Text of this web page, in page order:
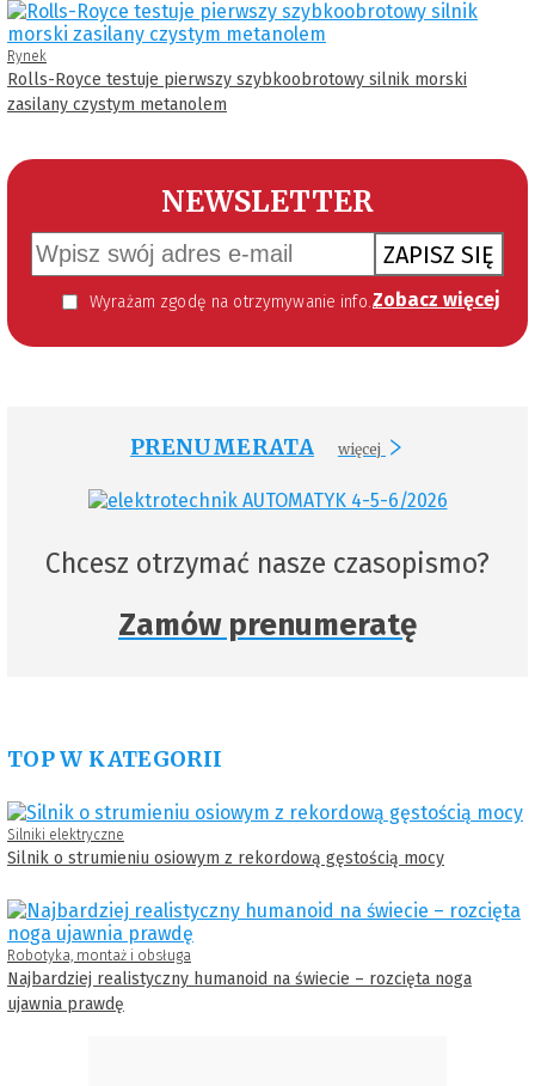
Rynek
Rolls-Royce testuje pierwszy szybkoobrotowy silnik morski
zasilany czystym metanolem
NEWSLETTER
ZAPISZ SIĘ
Wyrażam zgodę na otrzymywanie informacji handlowej kierowanej do mnie za pomocą środków komunikacji elektronicznej w szczególności poczty elektronicznej zgodnie z przepisem art. 10 ust 2 ustawy z dnia 18 lipca 2002 roku o świadczeniu usług drogą elektroniczną (Dz. U. 144 z 2002 r. poz. 1204). Zgoda jest dobrowolna, jednak jej wyrażenie jest konieczne, aby otrzymywać newsletter. Zobacz więcej
PRENUMERATA więcej
Chcesz otrzymać nasze czasopismo?
Zamów prenumeratę
TOP W KATEGORII
Silniki elektryczne
Silnik o strumieniu osiowym z rekordową gęstością mocy
Robotyka, montaż i obsługa
Najbardziej realistyczny humanoid na świecie – rozcięta noga
ujawnia prawdę